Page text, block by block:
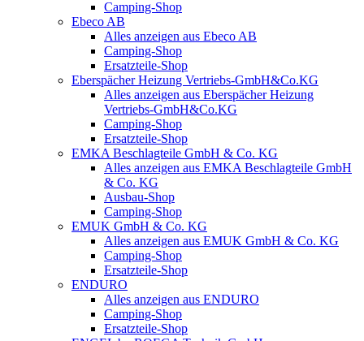
Camping-Shop
Ebeco AB
Alles anzeigen aus Ebeco AB
Camping-Shop
Ersatzteile-Shop
Eberspächer Heizung Vertriebs-GmbH&Co.KG
Alles anzeigen aus Eberspächer Heizung
Vertriebs-GmbH&Co.KG
Camping-Shop
Ersatzteile-Shop
EMKA Beschlagteile GmbH & Co. KG
Alles anzeigen aus EMKA Beschlagteile GmbH
& Co. KG
Ausbau-Shop
Camping-Shop
EMUK GmbH & Co. KG
Alles anzeigen aus EMUK GmbH & Co. KG
Camping-Shop
Ersatzteile-Shop
ENDURO
Alles anzeigen aus ENDURO
Camping-Shop
Ersatzteile-Shop